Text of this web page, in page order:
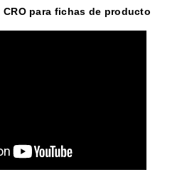
CRO para fichas de producto